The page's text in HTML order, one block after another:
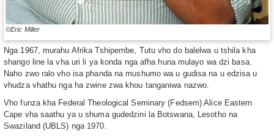
©Eric Miller
Nga 1967, murahu Afrika Tshipembe, Tutu vho do balelwa u tshila kha
shango line la vha uri li ya konda nga afha huna mulayo wa dzi basa.
Naho zwo ralo vho isa phanda na mushumo wa u gudisa na u edzisa u
vhudza vhathu nga ha zwine zwa khou tanganiwa nazwo.
Vho funza kha Federal Theological Seminary (Fedsem) Alice Eastern
Cape vha saathu ya u shuma gudedzini la Botswana, Lesotho na
Swaziland (UBLS) nga 1970.